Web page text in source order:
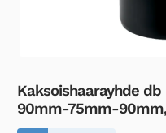
Kaksoishaarayhde
90mm-75mm-90mm,